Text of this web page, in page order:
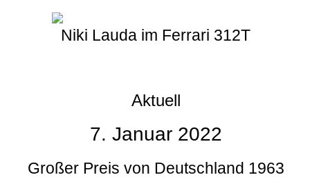
Niki Lauda im Ferrari 312T
Aktuell
7. Januar 2022
Großer Preis von Deutschland 1963